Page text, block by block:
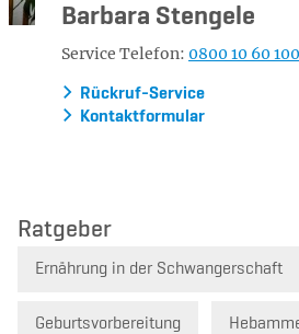
Barbara Stengele
Service Telefon: 0800 10 60 100
Rückruf-Service
Kontaktformular
Ratgeber
Ernährung in der Schwangerschaft
Geburtsvorbereitung